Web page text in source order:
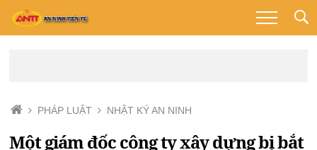
PHÁP LUẬT NHẬT KÝ AN NINH
Một giám đốc công ty xây dựng bị bắt